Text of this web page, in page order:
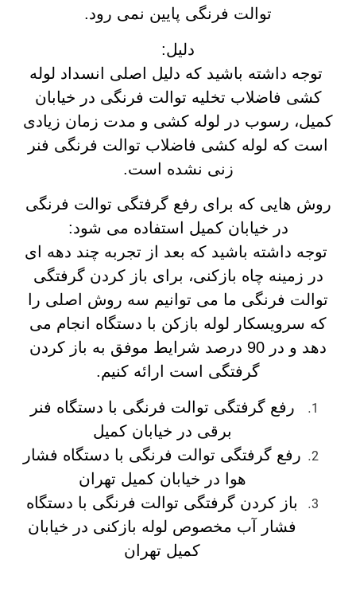
توالت فرنگی پایین نمی رود.
دلیل:
توجه داشته باشید که دلیل اصلی انسداد لوله
کشی فاضلاب تخلیه توالت فرنگی در خیابان
کمیل، رسوب در لوله کشی و مدت زمان زیادی
است که لوله کشی فاضلاب توالت فرنگی فنر
زنی نشده است.
روش هایی که برای رفع گرفتگی توالت فرنگی
در خیابان کمیل استفاده می شود:
توجه داشته باشید که بعد از تجربه چند دهه ای
در زمینه چاه بازکنی، برای باز کردن گرفتگی
توالت فرنگی ما می توانیم سه روش اصلی را
که سرویسکار لوله بازکن با دستگاه انجام می
دهد و در 90 درصد شرایط موفق به باز کردن
گرفتگی است ارائه کنیم.
رفع گرفتگی توالت فرنگی با دستگاه فنر
برقی در خیابان کمیل
رفع گرفتگی توالت فرنگی با دستگاه فشار
هوا در خیابان کمیل تهران
باز کردن گرفتگی توالت فرنگی با دستگاه
فشار آب مخصوص لوله بازکنی در خیابان
کمیل تهران